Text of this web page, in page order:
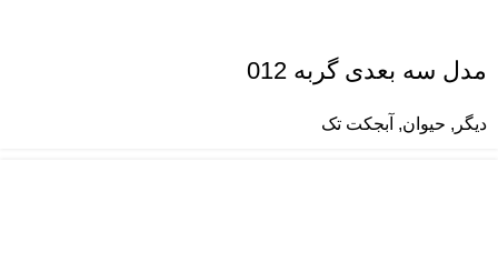
مدل سه بعدی گربه 012
دیگر , حیوان, آبجکت تک